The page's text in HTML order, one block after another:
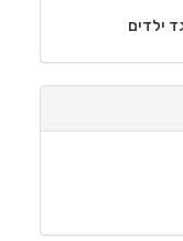
ילדים